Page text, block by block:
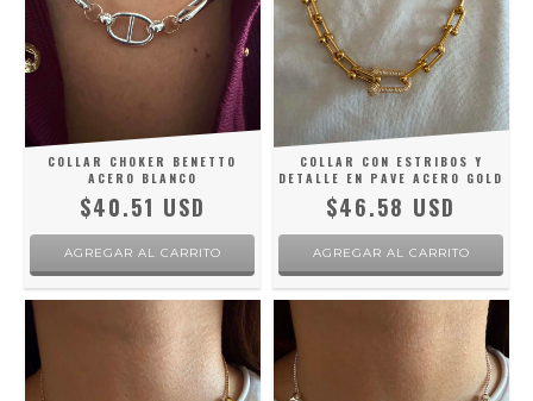
COLLAR CHOKER BENETTO
ACERO BLANCO
$40.51 USD
COLLAR CON ESTRIBOS Y
DETALLE EN PAVE ACERO GOLD
$46.58 USD